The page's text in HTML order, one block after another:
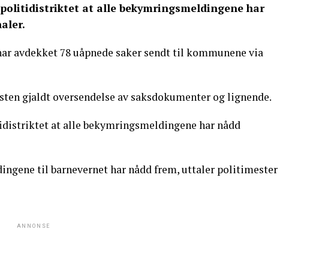
at alle bekymringsmeldingene har
avdekket 78 uåpnede saker sendt til kommunene via
gjaldt oversendelse av saksdokumenter og lignende.
at alle bekymringsmeldingene har nådd
til barnevernet har nådd frem, uttaler politimester
ANNONSE